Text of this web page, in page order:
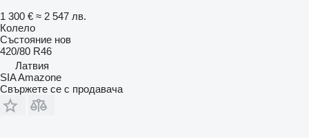
1 300 € ≈ 2 547 лв.
Колело
Състояние нов
420/80 R46
Латвия
SIA Amazone
Свържете се с продавача